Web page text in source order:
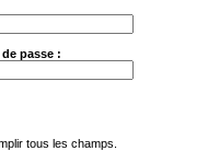
passe :
tous les champs.